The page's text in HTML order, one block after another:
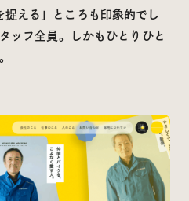
捉える」ところも印象的でし
ッフ全員。しかもひとりひと